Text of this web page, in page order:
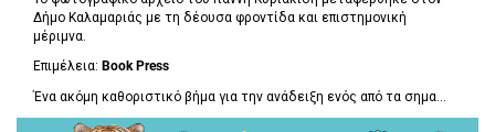
Δήμο Καλαμαριάς με τη δέουσα φροντίδα και επιστημονική
μέριμνα.
Επιμέλεια: Book Press
Ένα ακόμη καθοριστικό βήμα για την ανάδειξη ενός από τα σημα...